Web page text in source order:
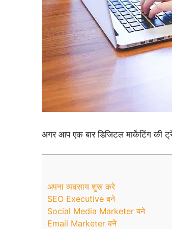
अगर आप एक बार डिजिटल मार्केटिंग की
अपना व्यवसाय शुरू करे
SEO Executive बने
Social Media Marketer बने
Email Marketer बने